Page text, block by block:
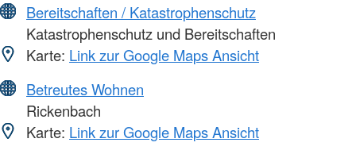
Bereitschaften / Katastrophenschutz
Katastrophenschutz und Bereitschaften
Karte: Link zur Google Maps Ansicht
Betreutes Wohnen
Rickenbach
Karte: Link zur Google Maps Ansicht